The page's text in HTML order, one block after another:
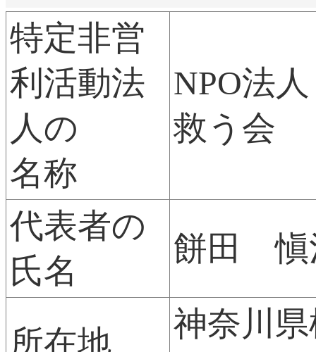
特定非営
利活動法
人の
名称
NPO法
救う会
代表者の
氏名
餅田 愼
所在地
神奈川